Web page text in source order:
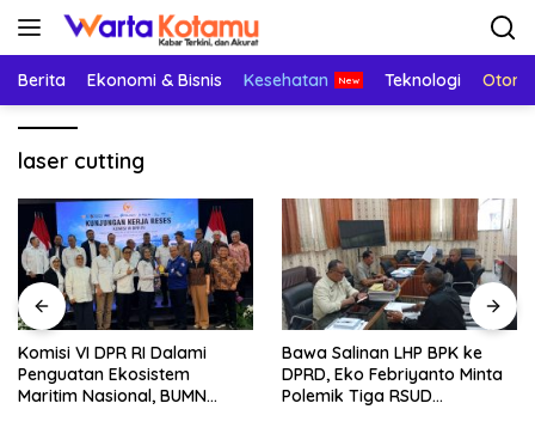
Langsung
Berita Ekonomi & Bisnis Kesehatan Teknologi
laser cutting
Komisi VI DPR RI Dalami
Penguatan Ekosistem
Maritim Nasional, BUMN
Bawa Salinan LHP BPK ke
DPRD, Eko Febriyanto Minta
Polemik Tiga RSUD